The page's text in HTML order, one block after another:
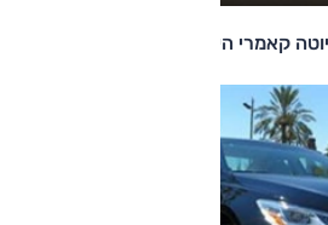
קאמרי היבריד - מבחן דרכים